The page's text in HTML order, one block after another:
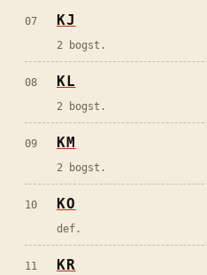
07 KJ
2 bogst.
08 KL
2 bogst.
09 KM
2 bogst.
10 KO
def.
11 KR